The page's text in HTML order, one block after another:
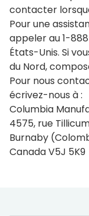
Options de
Options de
ENERGY STAR®
Triple vitrage
FAKRO
Acrylique ou
contacter
Pour une
appeler au 1-
États-Unis. Si
du Nord,
Pour nous
écrivez-nous à :
Columbia
4575, rue
Burnaby
Canada V5J 5K9